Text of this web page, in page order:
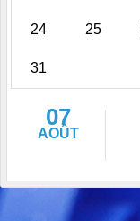
24 25
31
07
AOÛT